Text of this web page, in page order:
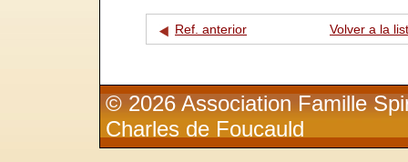
Ref. anterior Volver a la
© 2026 Association Famille
Charles de Foucauld